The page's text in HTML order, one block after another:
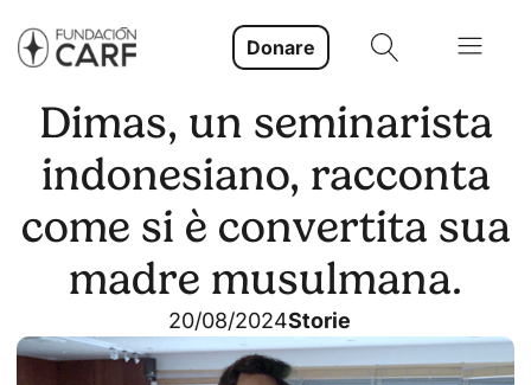
Donare
Dimas, un seminarista
indonesiano, racconta
come si è convertita sua
madre musulmana.
20/08/2024Storie